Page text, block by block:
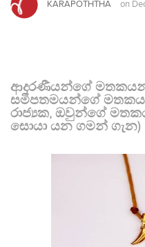
KARAPOTHTHA on
ආදරණීයන්ගේ
සමීපතමයන්ගේ
රාජ්‍යක, ඔවුන්ගේ
සොයා යන ගමන් ගැන)